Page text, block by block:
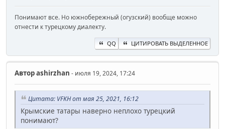
Понимают все. Но южнобережный (огузский) вообще можно
отнести к турецкому диалекту.
QQ ЦИТИРОВАТЬ ВЫДЕЛЕННОЕ
Авторashirzhan - июля 19, 2024, 17:24
Цитата: VFKH от мая 25, 2021, 16:12
Крымские татары наверно неплохо турецкий
понимают?